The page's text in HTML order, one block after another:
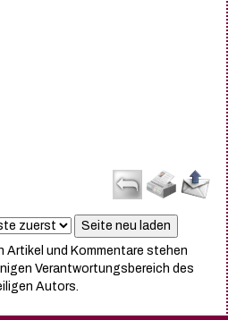
Artikel und Kommentare stehen
Verantwortungsbereich des
Autors.